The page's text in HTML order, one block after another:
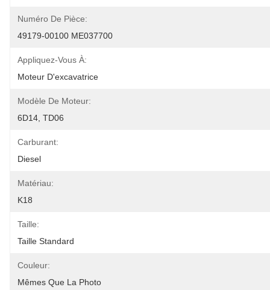
Numéro De Pièce:
49179-00100 ME037700
Appliquez-Vous À:
Moteur D'excavatrice
Modèle De Moteur:
6D14, TD06
Carburant:
Diesel
Matériau:
K18
Taille:
Taille Standard
Couleur:
Mêmes Que La Photo